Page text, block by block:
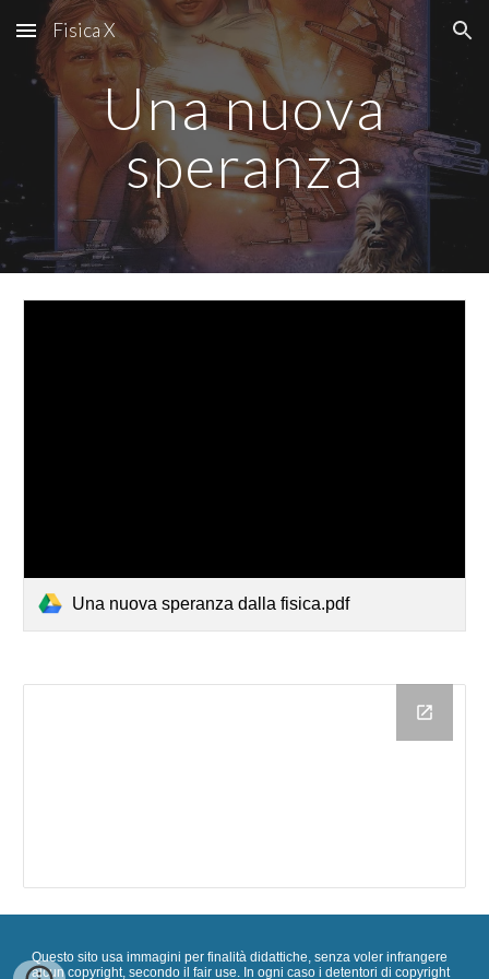
Skip to main content Skip to navigation
Fisica X
Una nuova
speranza
Una nuova speranza dalla fisica.pdf
Questo sito usa immagini per finalità didattiche, senza voler infrangere
alcun copyright, secondo il fair use. In ogni caso i detentori di copyright